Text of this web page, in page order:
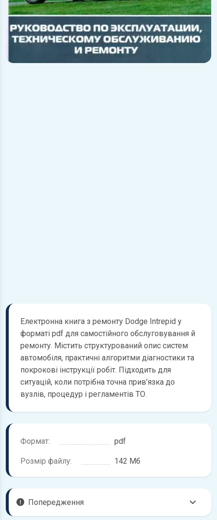
Електронна книга з ремонту Dodge Intrepid у
форматі pdf для самостійного обслуговування й
ремонту. Містить структурований опис систем
автомобіля, практичні алгоритми діагностики та
покрокові інструкції робіт. Підходить для
ситуацій, коли потрібна точна прив’язка до
вузлів, процедур і регламентів ТО.
Формат: pdf
Розмір файлу: 142 Мб
Попередження